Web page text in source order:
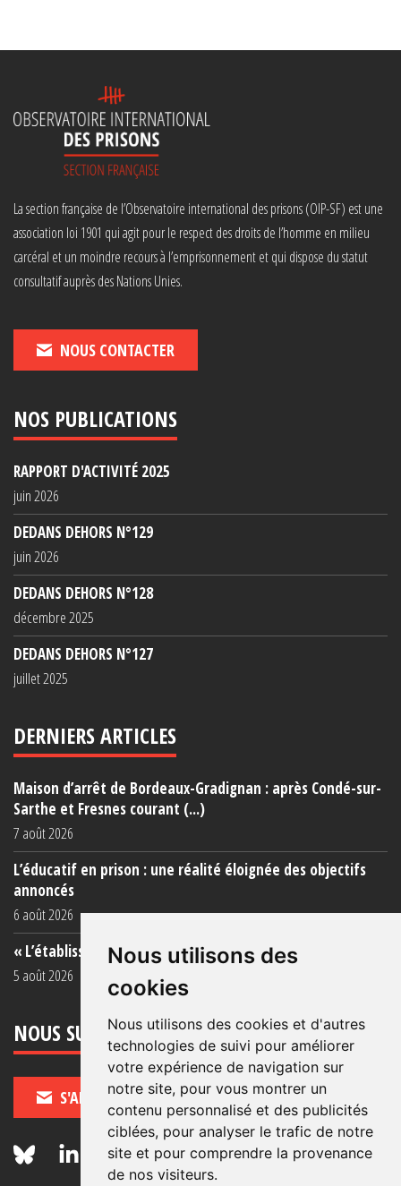
Nous utilisons des
cookies
Nous utilisons des cookies et d'autres
technologies de suivi pour améliorer
votre expérience de navigation sur
notre site, pour vous montrer un
contenu personnalisé et des publicités
ciblées, pour analyser le trafic de notre
site et pour comprendre la provenance
de nos visiteurs.
La section française de l’Observatoire international des prisons (OIP-SF) est une
association loi 1901 qui agit pour le respect des droits de l’homme en milieu
carcéral et un moindre recours à l’emprisonnement et qui dispose du statut
consultatif auprès des Nations Unies.
NOUS CONTACTER
NOS PUBLICATIONS
RAPPORT D'ACTIVITÉ 2025
juin 2026
DEDANS DEHORS N°129
juin 2026
DEDANS DEHORS N°128
décembre 2025
DEDANS DEHORS N°127
juillet 2025
DERNIERS ARTICLES
Maison d’arrêt de Bordeaux-Gradignan : après Condé-sur-
Sarthe et Fresnes courant (...)
7 août 2026
L’éducatif en prison : une réalité éloignée des objectifs
annoncés
6 août 2026
« L’établissement est une porcherie totale »
5 août 2026
NOUS SUIVRE
S'ABONNER